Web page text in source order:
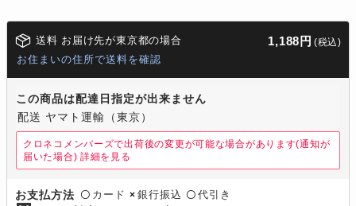
送料 お届け先が東京都の場合 1,188円 (税込)
お住まいの住所で送料を確認
この商品は配達日指定が出来ません
配送 ヤマト運輸（東京）
クロネコメンバーズで出荷後の変更が可能な場合があります(通知が
届いた場合) 詳細を見る
お支払方法 〇 カード × 銀行振込 〇 代引き